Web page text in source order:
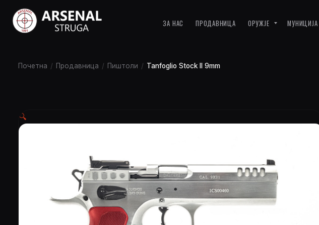
ЗА НАС ПРОДАВНИЦА ОРУЖЈЕ МУНИЦИЈА
Почетна / Продавница / Пиштоли / Tanfoglio Stock II 9mm
🔍